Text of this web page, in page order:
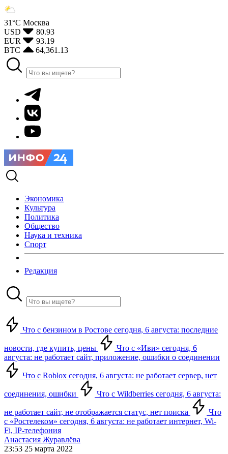
31°С Москва
USD
80.93
EUR
93.19
BTC
64,361.13
Экономика
Культура
Политика
Общество
Наука и техника
Спорт
Редакция
Что с бензином в Ростове сегодня, 6 августа: последние
новости, где купить, цены
Что с «Иви» сегодня, 6
августа: не работает сайт, приложение, ошибки о соединении
Что с Roblox сегодня, 6 августа: не работает сервер, нет
соединения, ошибки Что с Wildberries сегодня, 6 августа:
не работает сайт, не отображается статус, нет поиска
Что
с «Ростелеком» сегодня, 6 августа: не работает интернет, Wi-
Fi, IP-телефония
Анастасия Журавлёва
23:53 25 марта 2022